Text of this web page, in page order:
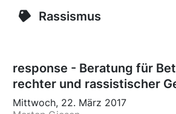
Rassismus
response - Beratung für
rechter und rassistischer
Mittwoch, 22. März 2017